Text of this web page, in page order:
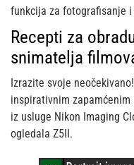
funkcija za fotografisanje
Recepti za
snimatelja
Izrazite svoje
inspirativnim
iz usluge Nikon Imaging
ogledala Z5II.